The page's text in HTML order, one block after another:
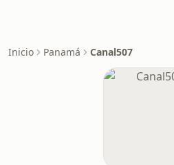
Inicio Panamá Canal507